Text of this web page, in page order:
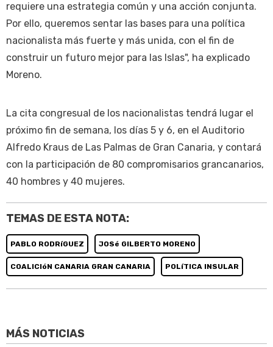
requiere una estrategia común y una acción conjunta.
Por ello, queremos sentar las bases para una política
nacionalista más fuerte y más unida, con el fin de
construir un futuro mejor para las Islas", ha explicado
Moreno.
La cita congresual de los nacionalistas tendrá lugar el
próximo fin de semana, los días 5 y 6, en el Auditorio
Alfredo Kraus de Las Palmas de Gran Canaria, y contará
con la participación de 80 compromisarios grancanarios,
40 hombres y 40 mujeres.
TEMAS DE ESTA NOTA:
PABLO RODRíGUEZ JOSé GILBERTO MORENO
COALICIóN CANARIA GRAN CANARIA POLíTICA INSULAR
MÁS NOTICIAS